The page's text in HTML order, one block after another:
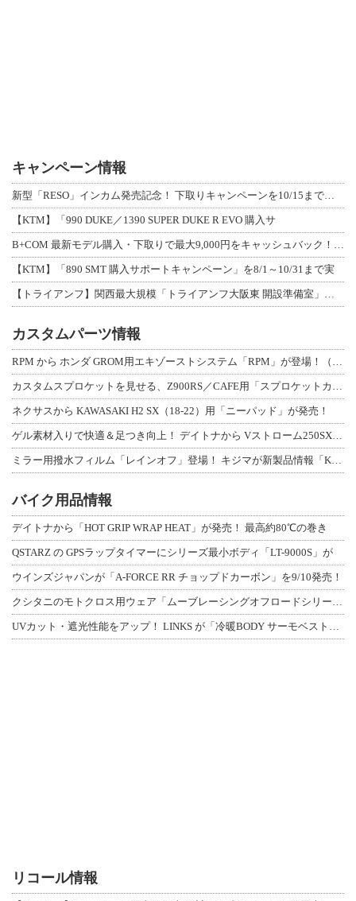
キャンペーン情報
新型「RESO」インカム発売記念！ 下取りキャンペーンを10/15まで延長して開
【KTM】「990 DUKE／1390 SUPER DUKE R EVO 購入サ
B+COM 最新モデル購入・下取りで最大9,000円をキャッシュバック！「B+F
【KTM】「890 SMT 購入サポートキャンペーン」を8/1～10/31まで実
【トライアンフ】関西最大規模「トライアンフ大阪東 開設準備室」がオープン！ 限定
カスタムパーツ情報
RPM から ホンダ GROM用エキゾーストシステム「RPM」が登場！（動画あり
カスタムスプロケットを見せる、Z900RS／CAFE用「スプロケットカバーフルキ
ネクサスから KAWASAKI H2 SX（18-22）用「ニーパッド」が発売！
ゲル素材入りで快適＆足つき向上！ デイトナから Vストローム250SX用「快適ロ
ミラー用撥水フィルム「レインオフ」登場！ キジマが新製品情報「KIJIMA NE
バイク用品情報
デイトナから「HOT GRIP WRAP HEAT」が発売！ 最高約80℃の巻き
QSTARZ の GPSラップタイマーにシリーズ最小ボディ「LT-9000S」が
ウインズジャパンが「A-FORCE RR チョップドカーボン」を9/10発売！
クシタニのモトクロス用ウェア「ムーブレーシングオフロードシリーズ」3アイテムが登
UVカット・遮光性能をアップ！ LINKS が「冷暖BODY サーモベスト」改良
リコール情報